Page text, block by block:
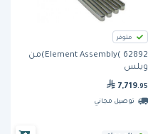
متوفر
Element Assembly( 62892)من
ويلس
7,719.95
توصيل مجاني